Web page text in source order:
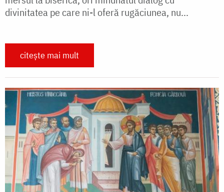
divinitatea pe care ni-l oferă rugăciunea, nu...
citește mai mult